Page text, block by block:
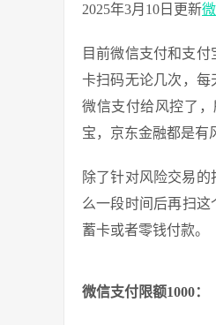
2025年3月10日更新
目前微信支付和支
卡扫码无论几次，每
微信支付给风控了
宝，京东金融都是有
除了针对风险交易
么一段时间后再扫
蓄卡或者零钱付款。
微信支付限额1000：